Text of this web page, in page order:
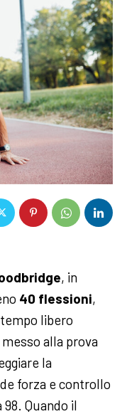
, in
40 flessioni,
libero
alla prova
la
forza e controllo
Quando il